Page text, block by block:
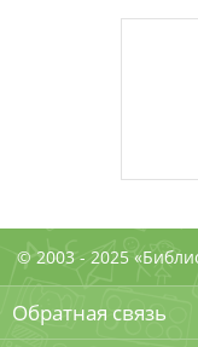
© 2003 - 2025
Обратная связь